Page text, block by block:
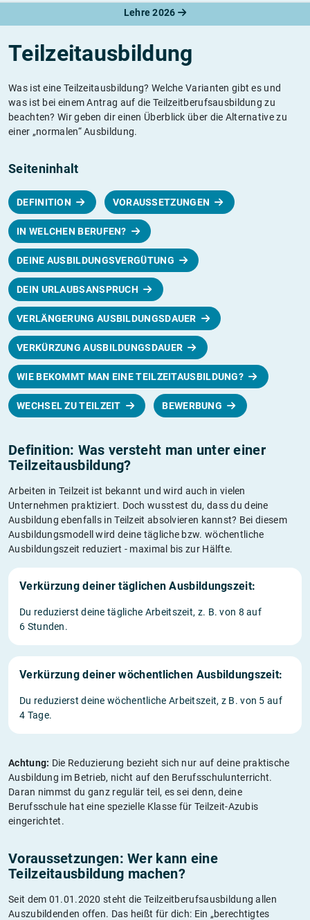
Lehre 2026
Teilzeitausbildung
Was ist eine Teilzeitausbildung? Welche Varianten gibt es und
was ist bei einem Antrag auf die Teilzeitberufsausbildung zu
beachten? Wir geben dir einen Überblick über die Alternative zu
einer „normalen“ Ausbildung.
Seiteninhalt
DEFINITION VORAUSSETZUNGEN
IN WELCHEN BERUFEN?
DEINE AUSBILDUNGSVERGÜTUNG
DEIN URLAUBSANSPRUCH
VERLÄNGERUNG AUSBILDUNGSDAUER
VERKÜRZUNG AUSBILDUNGSDAUER
WIE BEKOMMT MAN EINE TEILZEITAUSBILDUNG?
WECHSEL ZU TEILZEIT BEWERBUNG
Definition: Was versteht man unter einer
Teilzeitausbildung?
Arbeiten in Teilzeit ist bekannt und wird auch in vielen
Unternehmen praktiziert. Doch wusstest du, dass du deine
Ausbildung ebenfalls in Teilzeit absolvieren kannst? Bei diesem
Ausbildungsmodell wird deine tägliche bzw. wöchentliche
Ausbildungszeit reduziert - maximal bis zur Hälfte.
Verkürzung deiner täglichen Ausbildungszeit:
Du reduzierst deine tägliche Arbeitszeit, z. B. von 8 auf
6 Stunden.
Verkürzung deiner wöchentlichen Ausbildungszeit:
Du reduzierst deine wöchentliche Arbeitszeit, z B. von 5 auf
4 Tage.
Achtung: Die Reduzierung bezieht sich nur auf deine praktische
Ausbildung im Betrieb, nicht auf den Berufsschulunterricht.
Daran nimmst du ganz regulär teil, es sei denn, deine
Berufsschule hat eine spezielle Klasse für Teilzeit-Azubis
eingerichtet.
Voraussetzungen: Wer kann eine
Teilzeitausbildung machen?
Seit dem 01.01.2020 steht die Teilzeitberufsausbildung allen
Auszubildenden offen. Das heißt für dich: Ein „berechtigtes